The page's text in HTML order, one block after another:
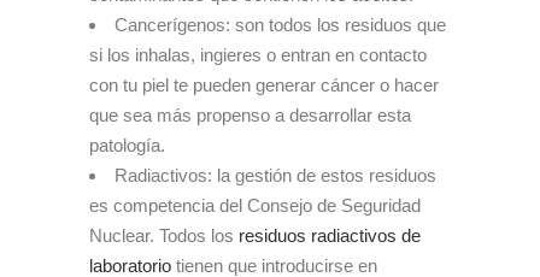
Cancerígenos: son todos los residuos que
si los inhalas, ingieres o entran en contacto
con tu piel te pueden generar cáncer o hacer
que sea más propenso a desarrollar esta
patología.
Radiactivos: la gestión de estos residuos
es competencia del Consejo de Seguridad
Nuclear. Todos los residuos radiactivos de
laboratorio tienen que introducirse en